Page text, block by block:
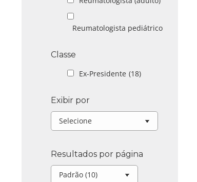
Reumatologista pediátrico
Classe
Ex-Presidente (18)
Exibir por
Resultados por página